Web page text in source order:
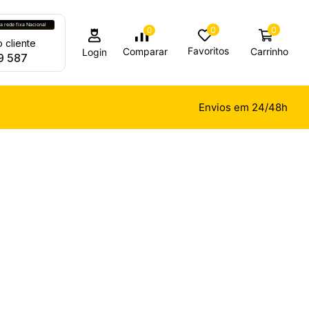
rede fixa Nacional
cliente
587 Login
0
Comparar
0
Favoritos
0
Carrinho
Envios em 24/48h